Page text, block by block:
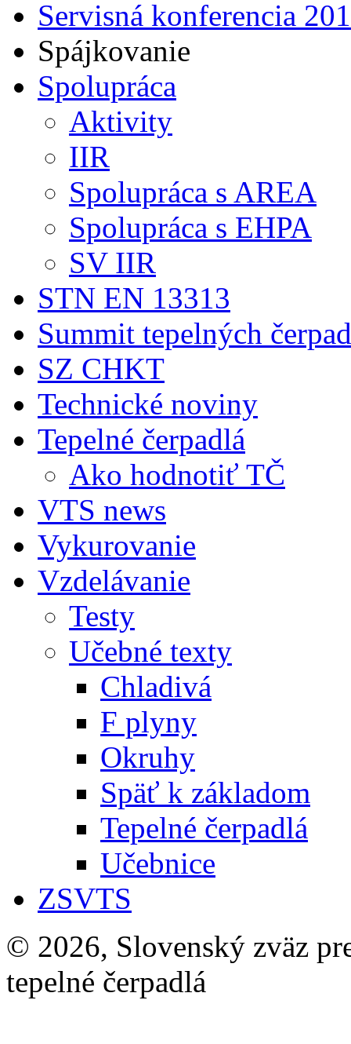
Servisná konferencia
Spájkovanie
Spolupráca
Aktivity
IIR
Spolupráca s AREA
Spolupráca s EHPA
SV IIR
STN EN 13313
Summit tepelných
SZ CHKT
Technické noviny
Tepelné čerpadlá
Ako hodnotiť TČ
VTS news
Vykurovanie
Vzdelávanie
Testy
Učebné texty
Chladivá
F plyny
Okruhy
Späť k základom
Tepelné čerpadlá
Učebnice
ZSVTS
© 2026, Slovenský zväz
tepelné čerpadlá